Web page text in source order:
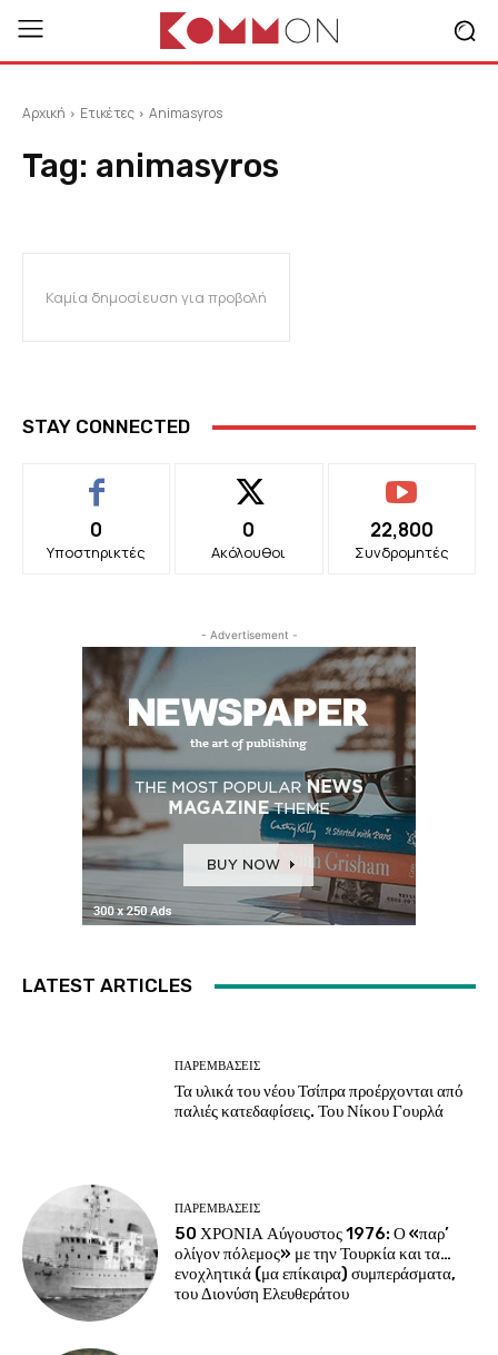
Αρχική Ετικέτες Animasyros
Tag: animasyros
Καμία δημοσίευση για προβολή
STAY CONNECTED
0
Υποστηρικτές
0
Ακόλουθοι
22,800
Συνδρομητές
- Advertisement -
LATEST ARTICLES
ΠΑΡΕΜΒΑΣΕΙΣ
Τα υλικά του νέου Τσίπρα προέρχονται από
παλιές κατεδαφίσεις. Του Νίκου Γουρλά
ΠΑΡΕΜΒΑΣΕΙΣ
50 ΧΡΟΝΙΑ Αύγουστος 1976: Ο «παρ’
ολίγον πόλεμος» με την Τουρκία και τα…
ενοχλητικά (μα επίκαιρα) συμπεράσματα,
του Διονύση Ελευθεράτου